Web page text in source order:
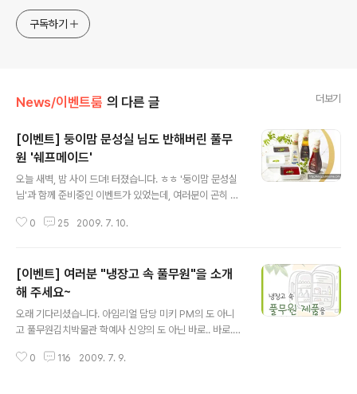
구독하기
News/이벤트룸 의 다른 글 더보기
[이벤트] 둥이맘 문성실 님도 반해버린 풀무
원 '쉐프메이드'
오늘 새벽, 밤 사이 드뎌! 터졌습니다. ㅎㅎ '둥이맘 문성실
님'과 함께 준비중인 이벤트가 있었는데, 여러분이 곤히 잠
다. 풀무원 드레싱 중 최강 3인방 인기그룹 '쉐프메이드'라
이드'를 무려 500명의 블로거들에게 나눠드린다는 거! (물
론, 풀사이 가족분들 포함입니당. 당근! 참여하셔야죠~ ^
^) "풀무원 드레싱 중에서 여러분이 가장 좋아하는 드레싱
과 함께 그 드레싱에 어울리는 음식을 하나 적어주세요" 라
야 한다네요.) 13일까지 문성실 님 블로그에 댓글을 남겨주
0 25 2009. 7. 10.
[이벤트] 여러분 "냉장고 속 풀무원"을 소개
해 주세요~
오래 기다리셨습니다. 아임리얼 담당 미키 PM의 도 아니
고 풀무원김치박물관 학예사 신양의 도 아닌 바로.. 바로..
만 거창한거 아니죠? 이쯤에서 다같이 리액션 부탁~ 와~
0 116 2009. 7. 9.